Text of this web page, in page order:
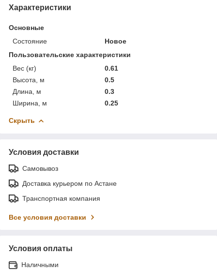
Характеристики
Основные
Состояние
Новое
Пользовательские характеристики
Вес (кг)
0.61
Высота, м
0.5
Длина, м
0.3
Ширина, м
0.25
Скрыть
Условия доставки
Самовывоз
Доставка курьером по Астане
Транспортная компания
Все условия доставки
Условия оплаты
Наличными